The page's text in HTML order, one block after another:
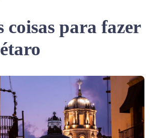
coisas para fazer